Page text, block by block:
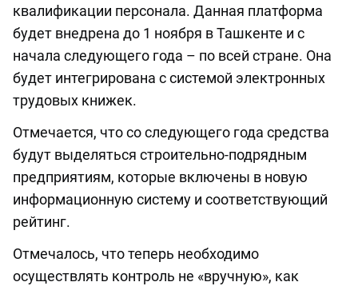
квалификации персонала. Данная платформа
будет внедрена до 1 ноября в Ташкенте и с
начала следующего года – по всей стране. Она
будет интегрирована с системой электронных
трудовых книжек.
Отмечается, что со следующего года средства
будут выделяться строительно-подрядным
предприятиям, которые включены в новую
информационную систему и соответствующий
рейтинг.
Отмечалось, что теперь необходимо
осуществлять контроль не «вручную», как